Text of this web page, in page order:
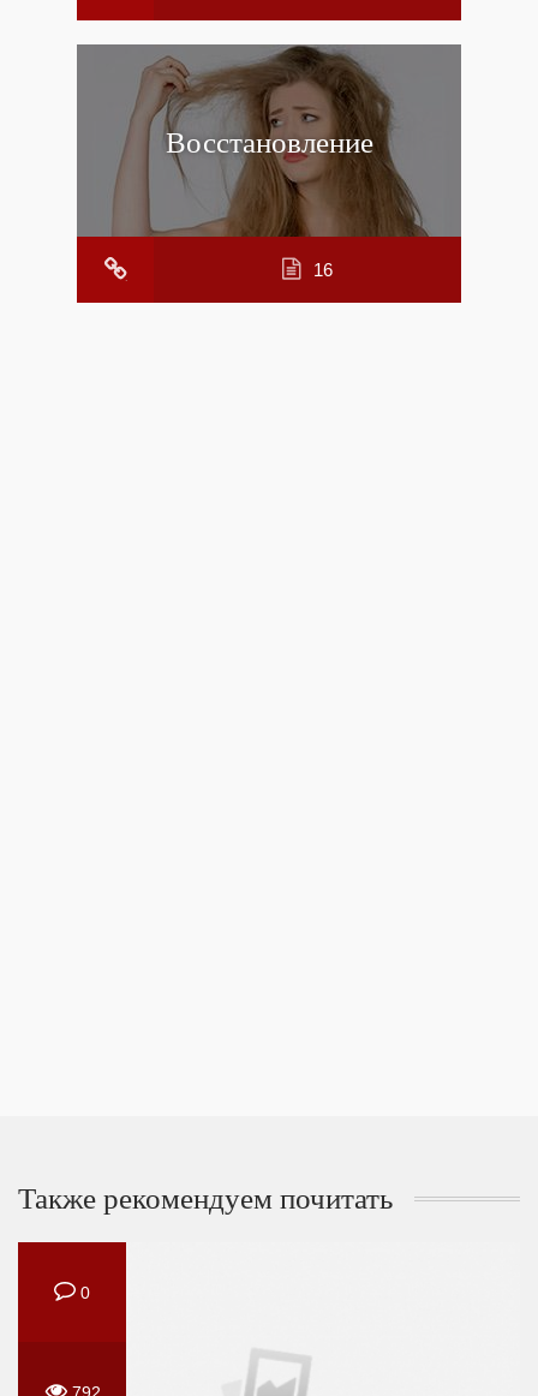
Восстановление
16
Также рекомендуем почитать
0
792